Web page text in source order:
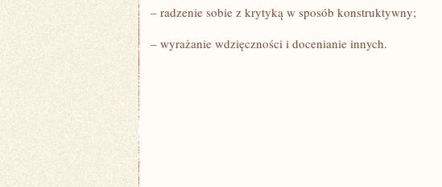
– radzenie sobie z krytyką w sposób konstruktywny;
– wyrażanie wdzięczności i‍ docenianie innych.